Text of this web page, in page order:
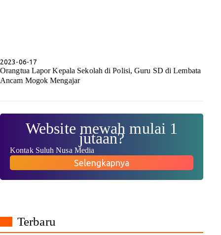
2023-06-17
Orangtua Lapor Kepala Sekolah di Polisi, Guru SD di Lembata
Ancam Mogok Mengajar
Website mewah mulai 1
jutaan?
Kontak Suluh Nusa Media
Selengkapnya
Terbaru